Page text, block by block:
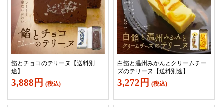
餡とチョコのテリーヌ【送料別
途】
3,888円 (税込)
白餡と温州みかんとクリームチー
ズのテリーヌ【送料別途】
3,272円 (税込)